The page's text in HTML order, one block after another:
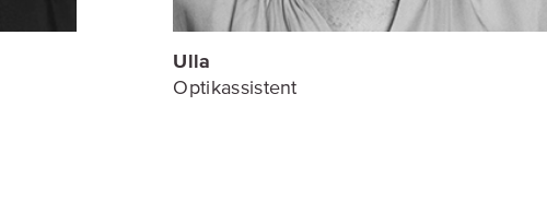
Ulla
Optikassistent